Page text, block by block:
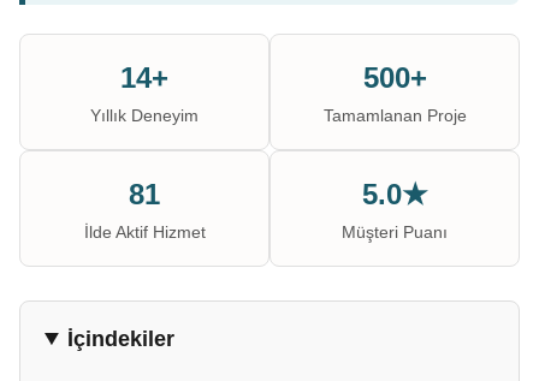
14+
Yıllık Deneyim
500+
Tamamlanan Proje
81
İlde Aktif Hizmet
5.0★
Müşteri Puanı
İçindekiler